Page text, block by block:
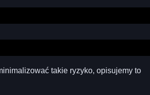
takie ryzyko, opisujemy to